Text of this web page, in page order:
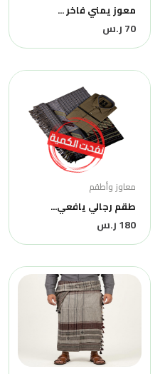
معوز يمني فاخر ...
70 ر.س
معاوز وأطقم
طقم رجالي يافعي...
180 ر.س